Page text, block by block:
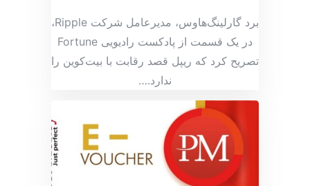
برد گارلینگ‌هاوس، مدیرعامل شرکت Ripple،
در یک قسمت از پادکست رادیویی Fortune
تصریح کرد که ریپل قصد رقابت با بیت‌کوین را
ندارد.…